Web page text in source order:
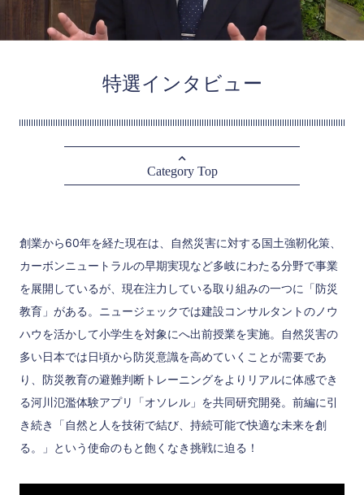
特選インタビュー
Category Top
創業から60年を経た現在は、自然災害に対する国土強靭化策、
カーボンニュートラルの早期実現など多岐にわたる分野で事業
を展開しているが、現在注力している取り組みの一つに「防災
教育」がある。ニュージェックでは建設コンサルタントのノウ
ハウを活かして小学生を対象にへ出前授業を実施。自然災害の
多い日本では日頃から防災意識を高めていくことが需要であ
り、防災教育の避難判断トレーニングをよりリアルに体感でき
る河川氾濫体験アプリ「オソレル」を共同研究開発。前編に引
き続き「自然と人を技術で結び、持続可能で快適な未来を創
る。」という使命のもと飽くなき挑戦に迫る！